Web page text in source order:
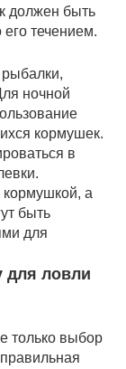
должен быть
течением.
ночной
кормушек.
в
кормушкой, а
быть
для
для ловли
только выбор